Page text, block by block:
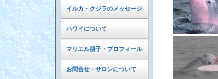
イルカ・クジラのメッセージ
ハワイについて
マリエル朋子・プロフィール
お問合せ・サロンについて